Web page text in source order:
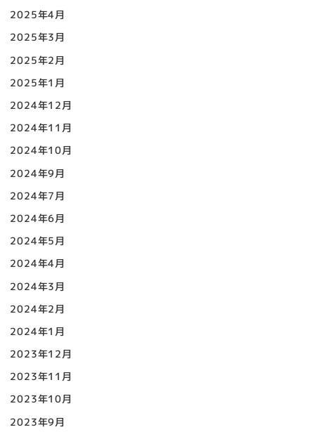
2025年4月
2025年3月
2025年2月
2025年1月
2024年12月
2024年11月
2024年10月
2024年9月
2024年7月
2024年6月
2024年5月
2024年4月
2024年3月
2024年2月
2024年1月
2023年12月
2023年11月
2023年10月
2023年9月